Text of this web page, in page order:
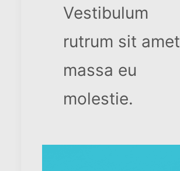
Vestibulum
rutrum sit amet
massa eu
molestie.